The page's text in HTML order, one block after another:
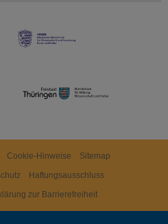
Cookie-Hinweise
Sitemap
Haftungsausschluss
zur Barrierefreiheit